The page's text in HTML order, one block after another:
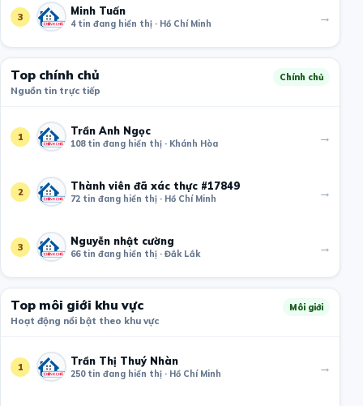
3 Minh Tuấn
4 tin đang hiển thị · Hồ Chí Minh →
Top chính chủ
Nguồn tin trực tiếp
Chính chủ
1 Trần Anh Ngọc
108 tin đang hiển thị · Khánh Hòa →
2 Thành viên đã xác thực #17849
72 tin đang hiển thị · Hồ Chí Minh →
3 Nguyễn nhật cường
66 tin đang hiển thị · Đắk Lắk →
Top môi giới khu vực
Hoạt động nổi bật theo khu vực
Môi giới
1 Trần Thị Thuý Nhàn
250 tin đang hiển thị · Hồ Chí Minh →